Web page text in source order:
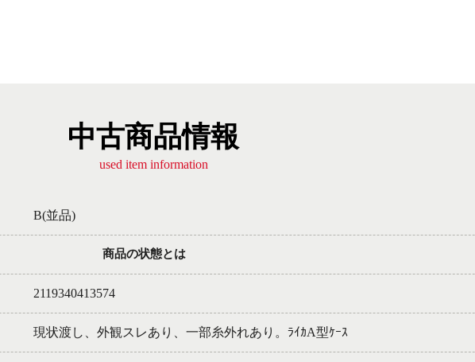
中古商品情報
used item information
B(並品)
商品の状態とは
2119340413574
現状渡し、外観スレあり、一部糸外れあり。ﾗｲｶA型ｹｰｽ